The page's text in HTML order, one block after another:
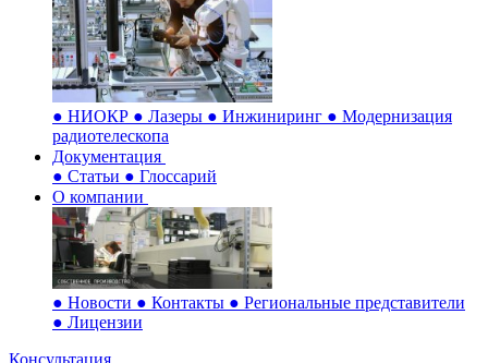
● НИОКР ● Лазеры ● Инжиниринг ● Модернизация
радиотелескопа
Документация
● Статьи ● Глоссарий
О компании
● Новости ● Контакты ● Региональные представители
● Лицензии